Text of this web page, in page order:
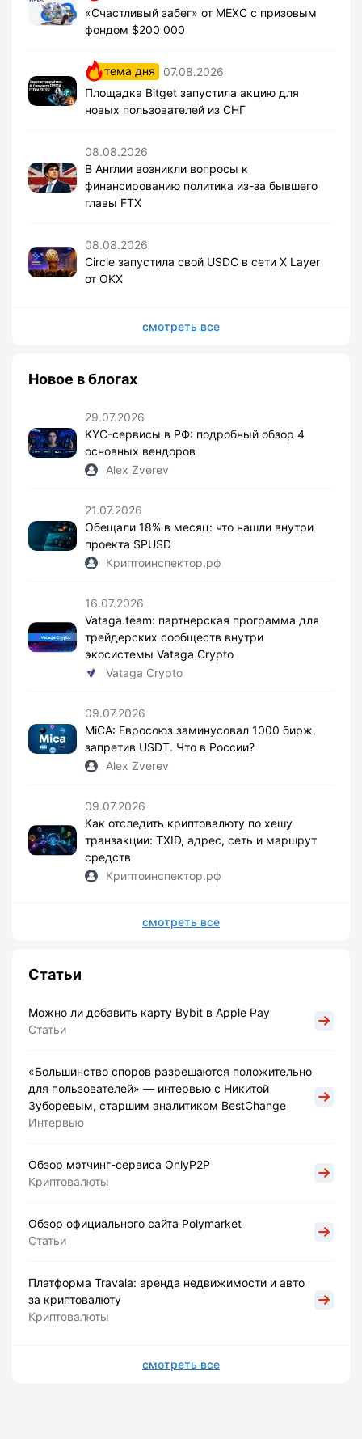
«Счастливый забег» от MEXC с призовым
фондом $200 000
тема дня
07.08.2026
Площадка Bitget запустила акцию для
новых пользователей из СНГ
08.08.2026
В Англии возникли вопросы к
финансированию политика из-за бывшего
главы FTX
08.08.2026
Circle запустила свой USDC в сети X Layer
от OKX
смотреть все
Новое в блогах
29.07.2026
KYC-сервисы в РФ: подробный обзор 4
основных вендоров
Alex Zverev
21.07.2026
Обещали 18% в месяц: что нашли внутри
проекта SPUSD
Криптоинспектор.рф
16.07.2026
Vataga.team: партнерская программа для
трейдерских сообществ внутри
экосистемы Vataga Crypto
Vataga Crypto
09.07.2026
MiCA: Евросоюз заминусовал 1000 бирж,
запретив USDT. Что в России?
Alex Zverev
09.07.2026
Как отследить криптовалюту по хешу
транзакции: TXID, адрес, сеть и маршрут
средств
Криптоинспектор.рф
смотреть все
Статьи
Можно ли добавить карту Bybit в Apple Pay
Статьи
«Большинство споров разрешаются положительно
для пользователей» — интервью с Никитой
Зуборевым, старшим аналитиком BestChange
Интервью
Обзор мэтчинг-сервиса OnlyP2P
Криптовалюты
Обзор официального сайта Polymarket
Статьи
Платформа Travala: аренда недвижимости и авто
за криптовалюту
Криптовалюты
смотреть все